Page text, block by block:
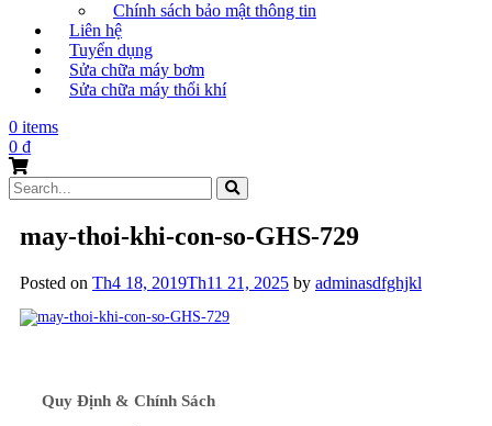
Chính sách bảo mật thông tin
Liên hệ
Tuyển dụng
Sửa chữa máy bơm
Sửa chữa máy thổi khí
0 items
0 ₫
Search
for:
may-thoi-khi-con-so-GHS-729
Posted on Th4 18, 2019Th11 21, 2025 by adminasdfghjkl
Quy Định & Chính Sách